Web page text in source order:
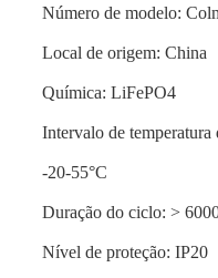
Número de modelo:
Local de origem: China
Química: LiFePO4
Intervalo de temperatura
-20-55°C
Duração do ciclo: >
Nível de proteção: IP20